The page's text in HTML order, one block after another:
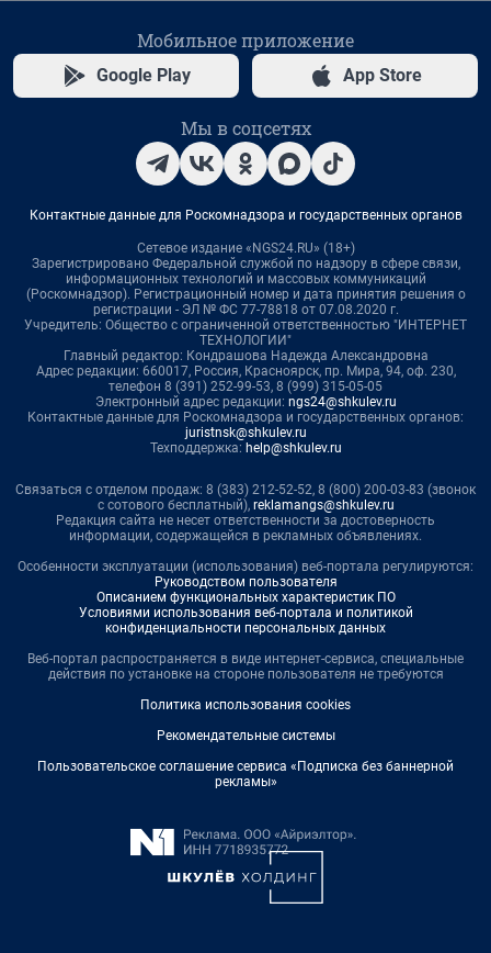
Мобильное приложение
Google Play App Store
Мы в соцсетях
Контактные данные для Роскомнадзора и государственных органов
Сетевое издание «NGS24.RU» (18+)
Зарегистрировано Федеральной службой по надзору в сфере связи,
информационных технологий и массовых коммуникаций
(Роскомнадзор). Регистрационный номер и дата принятия решения о
регистрации - ЭЛ № ФС 77-78818 от 07.08.2020 г.
Учредитель: Общество с ограниченной ответственностью "ИНТЕРНЕТ
ТЕХНОЛОГИИ"
Главный редактор: Кондрашова Надежда Александровна
Адрес редакции: 660017, Россия, Красноярск, пр. Мира, 94, оф. 230,
телефон 8 (391) 252-99-53, 8 (999) 315-05-05
Электронный адрес редакции: ngs24@shkulev.ru
Контактные данные для Роскомнадзора и государственных органов:
juristnsk@shkulev.ru
Техподдержка: help@shkulev.ru
Связаться с отделом продаж: 8 (383) 212-52-52, 8 (800) 200-03-83 (звонок
с сотового бесплатный), reklamangs@shkulev.ru
Редакция сайта не несет ответственности за достоверность
информации, содержащейся в рекламных объявлениях.
Особенности эксплуатации (использования) веб-портала регулируются:
Руководством пользователя
Описанием функциональных характеристик ПО
Условиями использования веб-портала и политикой
конфиденциальности персональных данных
Веб-портал распространяется в виде интернет-сервиса, специальные
действия по установке на стороне пользователя не требуются
Политика использования cookies
Рекомендательные системы
Пользовательское соглашение сервиса «Подписка без баннерной
рекламы»